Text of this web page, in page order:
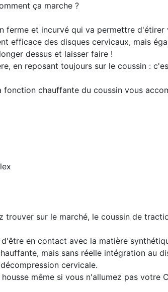
ça marche ?
ferme et incurvé qui va permettre
efficace des disques cervicaux, mais
dessus et laisser faire !
en reposant toujours sur le coussin :
chauffante du coussin vous
sur le marché, le coussin de
en contact avec la matière
mais sans réelle intégration au
cervicale.
même si vous n'allumez pas votre